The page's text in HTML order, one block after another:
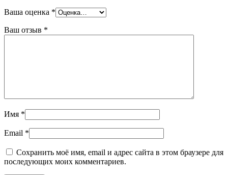
Ваша оценка *
Ваш отзыв *
Имя *
Email *
Сохранить моё имя, email и адрес сайта в этом браузере для
последующих моих комментариев.